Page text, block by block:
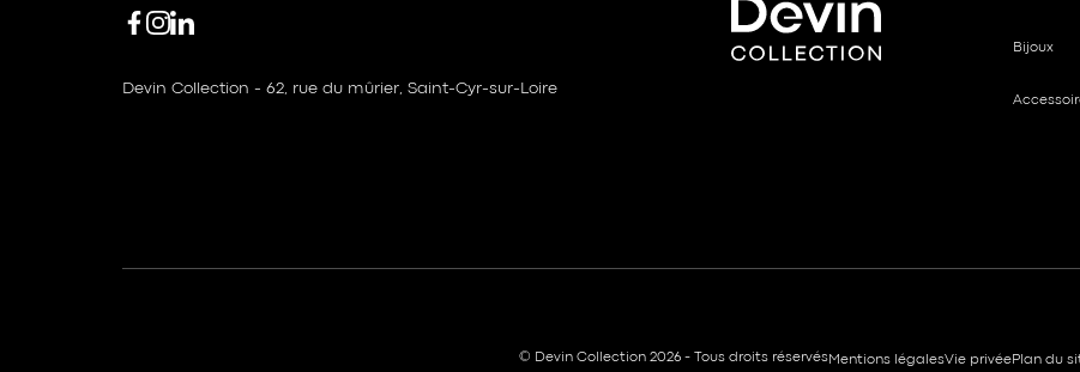
Devin Collection - 62, rue du mûrier, Saint-Cyr-sur-Loire
Bijoux
© Devin Collection 2026 - Tous droits réservés Mentions légalesVie privée Plan du